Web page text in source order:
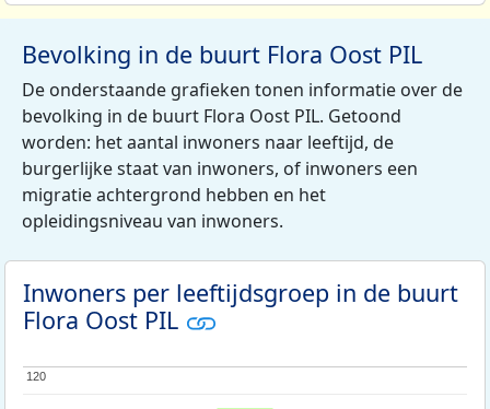
Bevolking in de buurt Flora Oost PIL
De onderstaande grafieken tonen informatie over de
bevolking in de buurt Flora Oost PIL. Getoond
worden: het aantal inwoners naar leeftijd, de
burgerlijke staat van inwoners, of inwoners een
migratie achtergrond hebben en het
opleidingsniveau van inwoners.
Inwoners per leeftijdsgroep in de buurt
Flora Oost PIL
120
120